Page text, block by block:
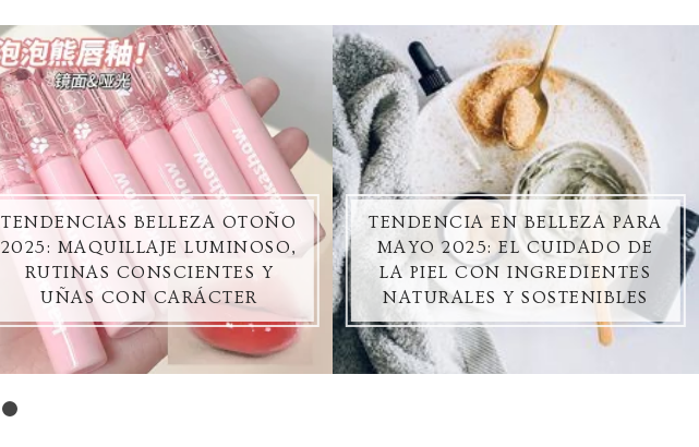
TENDENCIAS BELLEZA OTOÑO
2025: MAQUILLAJE LUMINOSO,
RUTINAS CONSCIENTES Y
UÑAS CON CARÁCTER
TENDENCIA EN BELLEZA PARA
MAYO 2025: EL CUIDADO DE
LA PIEL CON INGREDIENTES
NATURALES Y SOSTENIBLES